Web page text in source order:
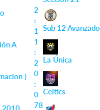
2
:
1
Sub 12 Avanzado
A
1
:
2
La Única
)
0
:
0 Celtics
2010 78